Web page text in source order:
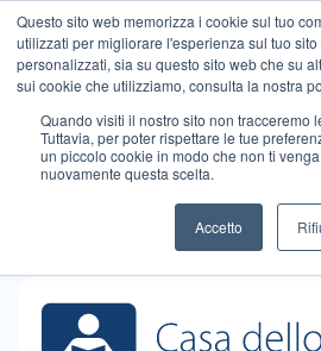
Questo sito web memorizza i cookie sul tuo
utilizzati per migliorare l'esperienza sul tuo
personalizzati, sia su questo sito web che su
sui cookie che utilizziamo, consulta la nostra
Quando visiti il ​​nostro sito non tracceremo
Tuttavia, per poter rispettare le tue
un piccolo cookie in modo che non ti
nuovamente questa scelta.
Accetto